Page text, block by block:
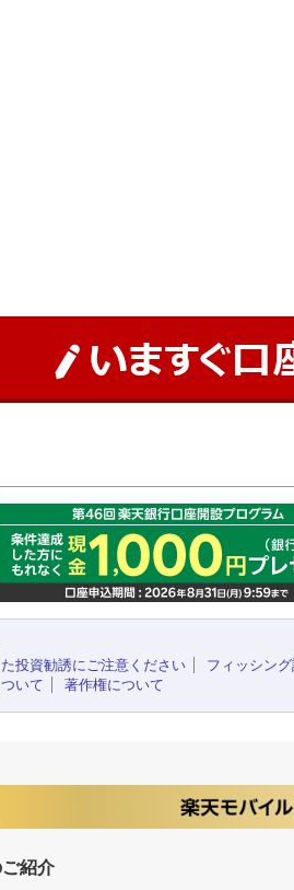
た投資勧誘にご注意ください
フィッシン
いて
著作権について
紹介